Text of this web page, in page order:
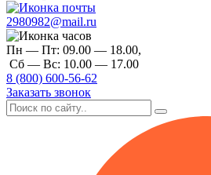
2980982@mail.ru
Пн — Пт: 09.00 — 18.00,
Сб — Вс: 10.00 — 17.00
8 (800) 600-56-62
Заказать звонок